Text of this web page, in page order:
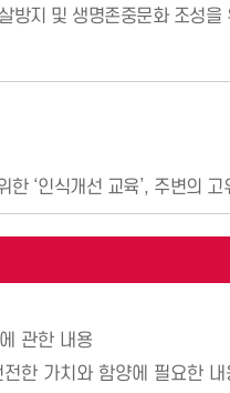
방지 및 생명존중문화 조성
한 ‘인식개선 교육’, 주변의
관한 내용
한 가치와 함양에 필요한 내